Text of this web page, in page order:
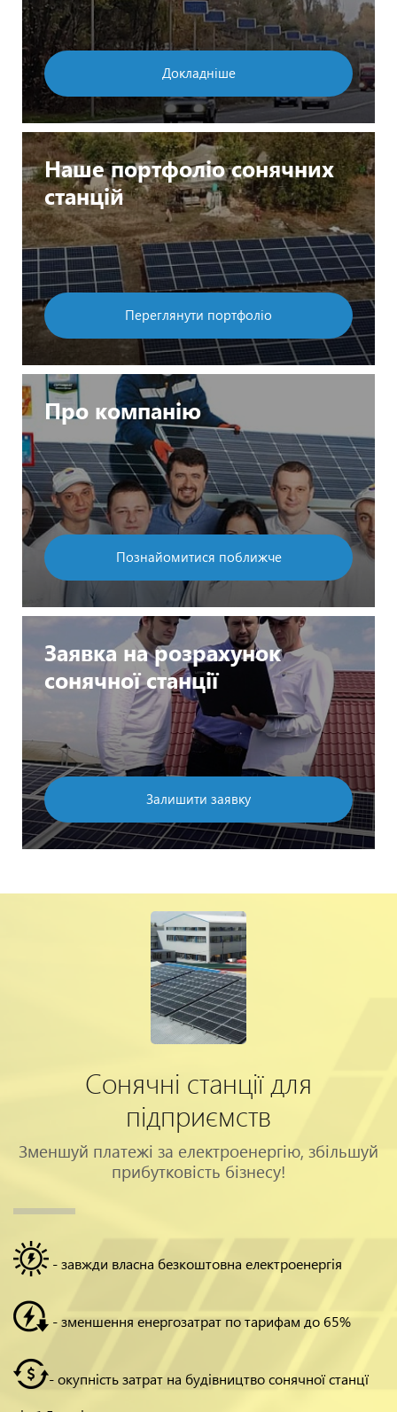
Докладніше
Наше портфоліо сонячних
станцій
Переглянути портфоліо
Про компанію
Познайомитися поближче
Заявка на розрахунок
сонячної станції
Залишити заявку
Сонячні станції для
підприємств
Зменшуй платежі за електроенергію, збільшуй
прибутковість бізнесу!
- завжди власна безкоштовна електроенергія
- зменшення енергозатрат по тарифам до 65%
- окупність затрат на будівництво сонячної станцї